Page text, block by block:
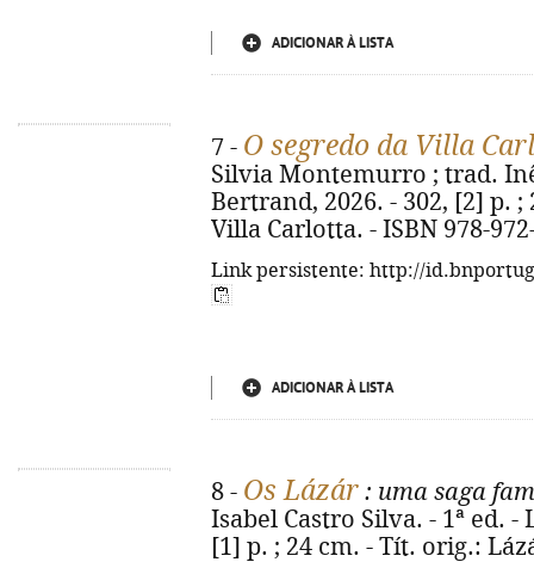
ADICIONAR À LISTA
7 - O segredo da Villa
Silvia Montemurro ; trad.
Bertrand, 2026. - 302, [2] p.
Villa Carlotta. - ISBN 978-
Link persistente: http://
ADICIONAR À LISTA
8 - Os Lázár : uma saga
Isabel Castro Silva. - 1ª ed.
[1] p. ; 24 cm. - Tít. orig.: